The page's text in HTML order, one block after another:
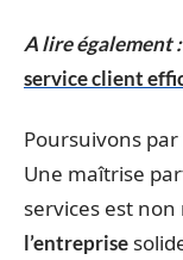
A lire également :
service client
Poursuivons par
Une maîtrise
services est
l’entreprise